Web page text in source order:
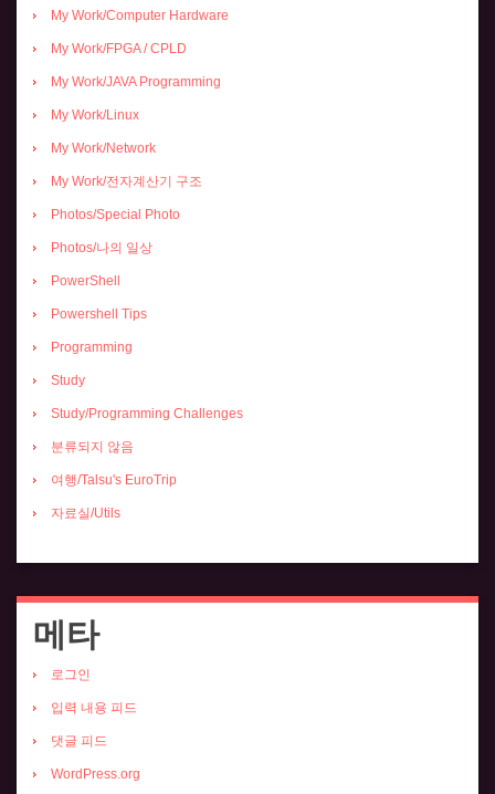
My Work/Computer Hardware
My Work/FPGA / CPLD
My Work/JAVA Programming
My Work/Linux
My Work/Network
My Work/전자계산기 구조
Photos/Special Photo
Photos/나의 일상
PowerShell
Powershell Tips
Programming
Study
Study/Programming Challenges
분류되지 않음
여행/Talsu's EuroTrip
자료실/Utils
메타
로그인
입력 내용 피드
댓글 피드
WordPress.org